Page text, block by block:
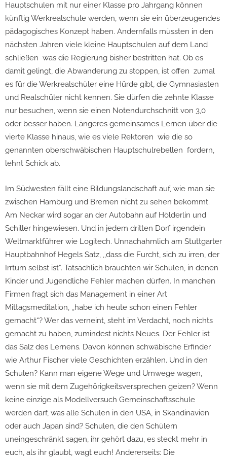
Hauptschulen mit nur einer Klasse pro Jahrgang können
künftig Werkrealschule werden, wenn sie ein überzeugendes
pädagogisches Konzept haben. Andernfalls müssten in den
nächsten Jahren viele kleine Hauptschulen auf dem Land
schließen ­ was die Regierung bisher bestritten hat. Ob es
damit gelingt, die Abwanderung zu stoppen, ist offen ­ zumal
es für die Werkrealschüler eine Hürde gibt, die Gymnasiasten
und Realschüler nicht kennen. Sie dürfen die zehnte Klasse
nur besuchen, wenn sie einen Notendurchschnitt von 3,0
oder besser haben. Längeres gemeinsames Lernen über die
vierte Klasse hinaus, wie es viele Rektoren ­ wie die so
genannten oberschwäbischen Hauptschulrebellen ­ fordern,
lehnt Schick ab.
Im Südwesten fällt eine Bildungslandschaft auf, wie man sie
zwischen Hamburg und Bremen nicht zu sehen bekommt.
Am Neckar wird sogar an der Autobahn auf Hölderlin und
Schiller hingewiesen. Und in jedem dritten Dorf irgendein
Weltmarktführer wie Logitech. Unnachahmlich am Stuttgarter
Hauptbahnhof Hegels Satz, ,,dass die Furcht, sich zu irren, der
Irrtum selbst ist“. Tatsächlich bräuchten wir Schulen, in denen
Kinder und Jugendliche Fehler machen dürfen. In manchen
Firmen fragt sich das Management in einer Art
Mittagsmeditation, ,,habe ich heute schon einen Fehler
gemacht“? Wer das verneint, steht im Verdacht, noch nichts
gemacht zu haben, zumindest nichts Neues. Der Fehler ist
das Salz des Lernens. Davon können schwäbische Erfinder
wie Arthur Fischer viele Geschichten erzählen. Und in den
Schulen? Kann man eigene Wege und Umwege wagen,
wenn sie mit dem Zugehörigkeitsversprechen geizen? Wenn
keine einzige als Modellversuch Gemeinschaftsschule
werden darf, was alle Schulen in den USA, in Skandinavien
oder auch Japan sind? Schulen, die den Schülern
uneingeschränkt sagen, ihr gehört dazu, es steckt mehr in
euch, als ihr glaubt, wagt euch! Andererseits: Die